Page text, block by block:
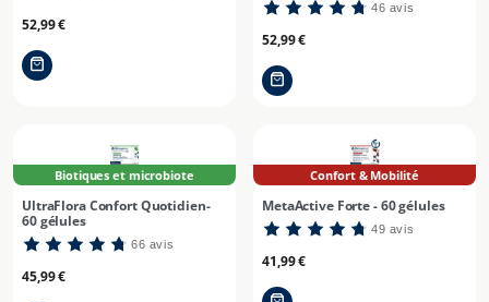
Prix
52,99 €
46 avis
Prix
52,99 €
Biotiques et microbiote
UltraFlora Confort Quotidien-
60 gélules
66 avis
Prix
45,99 €
Confort & Mobilité
MetaActive Forte - 60 gélules
49 avis
Prix
41,99 €